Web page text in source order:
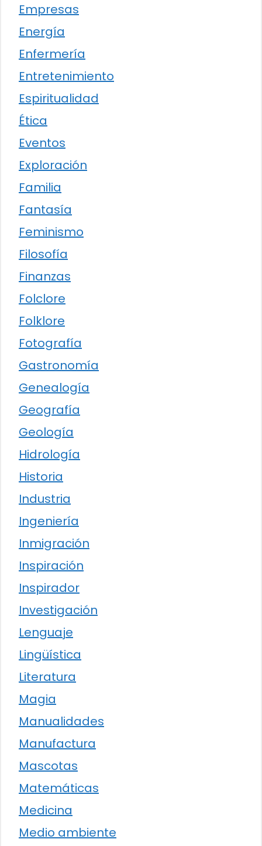
Empresas
Energía
Enfermería
Entretenimiento
Espiritualidad
Ética
Eventos
Exploración
Familia
Fantasía
Feminismo
Filosofía
Finanzas
Folclore
Folklore
Fotografía
Gastronomía
Genealogía
Geografía
Geología
Hidrología
Historia
Industria
Ingeniería
Inmigración
Inspiración
Inspirador
Investigación
Lenguaje
Lingüística
Literatura
Magia
Manualidades
Manufactura
Mascotas
Matemáticas
Medicina
Medio ambiente